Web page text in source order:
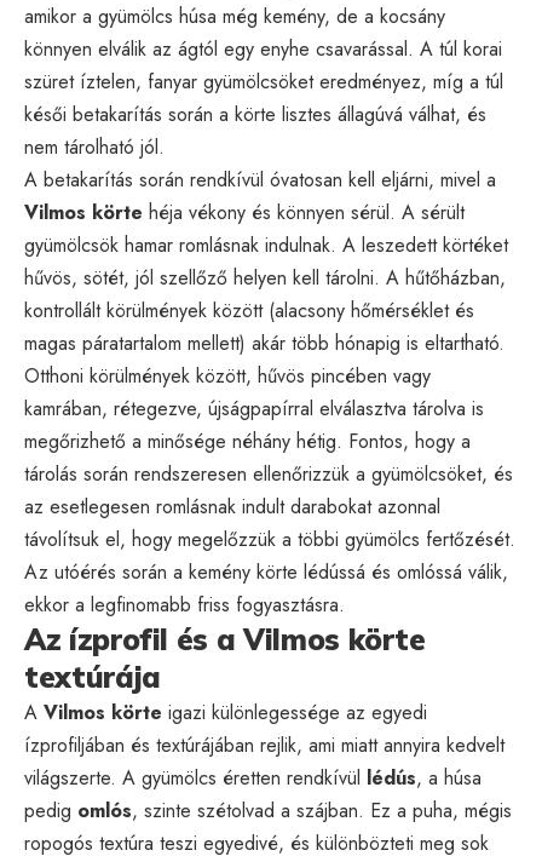
amikor a gyümölcs húsa még kemény, de a kocsány
könnyen elválik az ágtól egy enyhe csavarással. A túl korai
szüret íztelen, fanyar gyümölcsöket eredményez, míg a túl
késői betakarítás során a körte lisztes állagúvá válhat, és
nem tárolható jól.
A betakarítás során rendkívül óvatosan kell eljárni, mivel a
Vilmos körte héja vékony és könnyen sérül. A sérült
gyümölcsök hamar romlásnak indulnak. A leszedett körtéket
hűvös, sötét, jól szellőző helyen kell tárolni. A hűtőházban,
kontrollált körülmények között (alacsony hőmérséklet és
magas páratartalom mellett) akár több hónapig is eltartható.
Otthoni körülmények között, hűvös pincében vagy
kamrában, rétegezve, újságpapírral elválasztva tárolva is
megőrizhető a minősége néhány hétig. Fontos, hogy a
tárolás során rendszeresen ellenőrizzük a gyümölcsöket, és
az esetlegesen romlásnak indult darabokat azonnal
távolítsuk el, hogy megelőzzük a többi gyümölcs fertőzését.
Az utóérés során a kemény körte lédússá és omlóssá válik,
ekkor a legfinomabb friss fogyasztásra.
Az ízprofil és a Vilmos körte
textúrája
A Vilmos körte igazi különlegessége az egyedi
ízprofiljában és textúrájában rejlik, ami miatt annyira kedvelt
világszerte. A gyümölcs éretten rendkívül lédús, a húsa
pedig omlós, szinte szétolvad a szájban. Ez a puha, mégis
ropogós textúra teszi egyedivé, és különbözteti meg sok